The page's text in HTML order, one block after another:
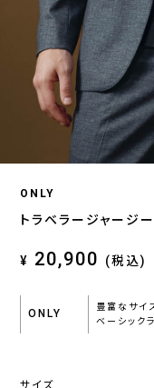
ONLY
トラベラージャージ
¥ 20,900 (税込)
ONLY
豊富なサイ
ベーシック